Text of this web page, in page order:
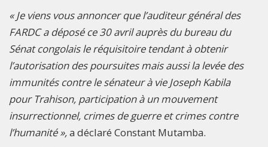
« Je viens vous annoncer que l’auditeur général des
FARDC a déposé ce 30 avril auprès du bureau du
Sénat congolais le réquisitoire tendant à obtenir
l’autorisation des poursuites mais aussi la levée des
immunités contre le sénateur à vie Joseph Kabila
pour Trahison, participation à un mouvement
insurrectionnel, crimes de guerre et crimes contre
l’humanité »,a déclaré Constant Mutamba.